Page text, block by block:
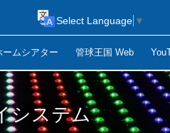
ームシアター 管球王国 Web
Select Language ▼
システム